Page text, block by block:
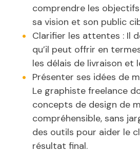
comprendre les
sa vision et son public
Clarifier les attentes : Il
qu’il peut offrir en
les délais de livraison et
Présenter ses idées de
Le graphiste freelance
concepts de design de
compréhensible, sans
des outils pour aider le
résultat final.